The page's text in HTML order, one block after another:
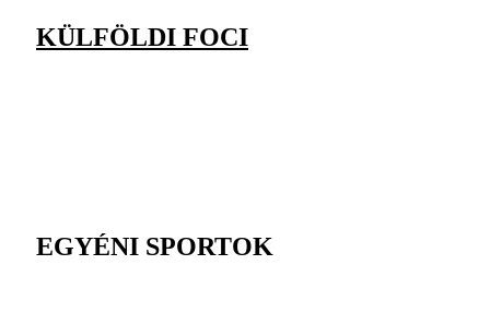
KÜLFÖLDI FOCI
EGYÉNI SPORTOK